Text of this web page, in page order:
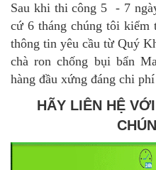
Sau khi thi công 5 - 7
cứ 6 tháng chúng tôi kiểm
thông tin yêu cầu từ Quý
chà ron chống bụi bẩn
hàng đầu xứng đáng chi
HÃY LIÊN HỆ